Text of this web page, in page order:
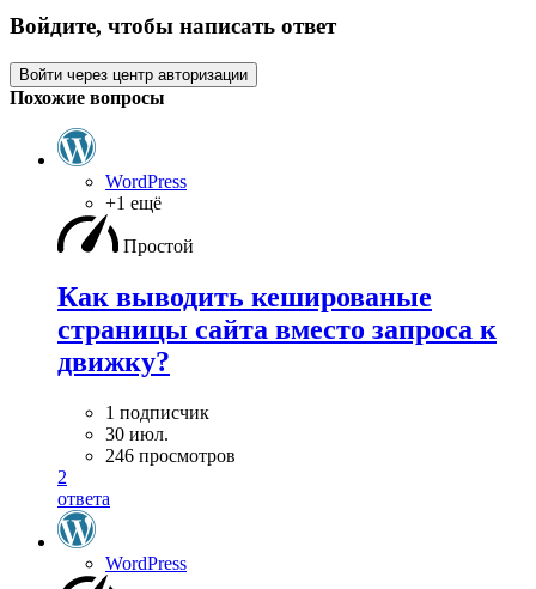
Войдите, чтобы написать ответ
Войти через центр авторизации
Похожие вопросы
WordPress
+1 ещё
Простой
Как выводить кешированые
страницы сайта вместо запроса к
движку?
1 подписчик
30 июл.
246 просмотров
2
ответа
WordPress